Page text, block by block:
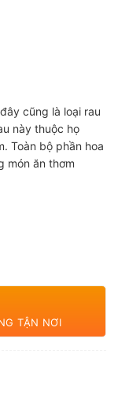
cũng là loại rau
này thuộc họ
Toàn bộ phần hoa
món ăn thơm
TẬN NƠI